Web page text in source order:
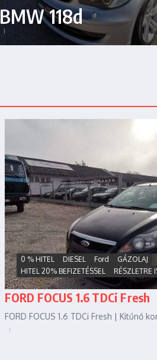
BMW 118d
0 % HITEL DIESEL Ford GÁZOLAJ
HITEL 20% BEFIZETÉSSEL
RÉSZLETRE
FORD FOCUS 1.6 TDCi Fresh
FORD FOCUS 1.6 TDCi Fresh | Kitűnő